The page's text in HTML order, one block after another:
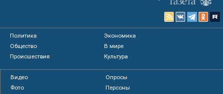
Политика
Экономика
Общество
В мире
Происшествия
Культура
Видео
Опросы
Фото
Персоны